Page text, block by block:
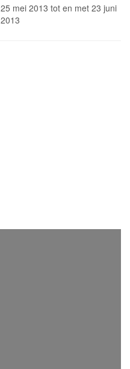
25 mei 2013 tot en met 23 juni
2013